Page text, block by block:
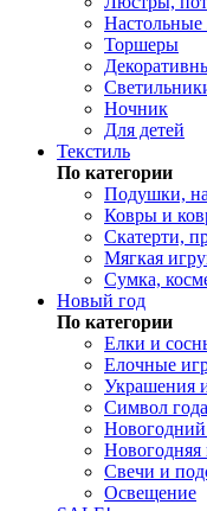
Торшеры
Ночник
Для детей
Текстиль
По категории
Подушки,
Ковры и
Скатерти,
Мягкая
Сумка,
Новый год
По категории
Елки и
Елочные
Украшения
Символ
Новогодний
Новогодняя
Свечи и
Освещение